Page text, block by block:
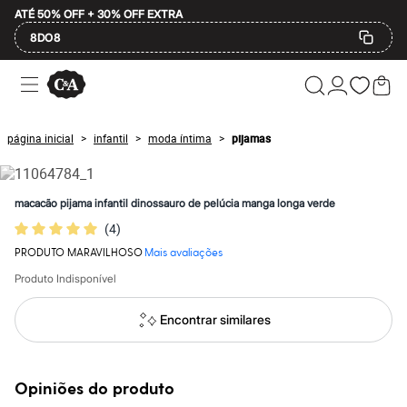
ATÉ 50% OFF + 30% OFF EXTRA
8DO8
Ofertas
Compre por Departamento
Masculino
Infantil
Calçados
Plus Size
2 calçados por R$189
2 peças por R$199
3 lingeries por R$99
3 itens de beleza por R$129
Até 20% off
Até 40% off
Até 60% off
A partir de 60% off
Feminino
Em alta
Alfaiataria
Novidades
página inicial > infantil > moda íntima > pijamas
macacão pijama infantil dinossauro de pelúcia manga longa verde
(4)
PRODUTO MARAVILHOSOMais avaliações
Produto Indisponível
Encontrar similares
Opiniões do produto